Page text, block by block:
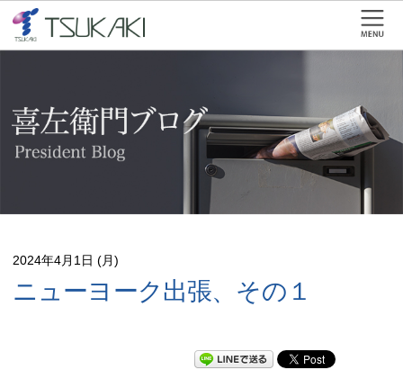
2024年4月1日 (月)
ニューヨーク出張、その１